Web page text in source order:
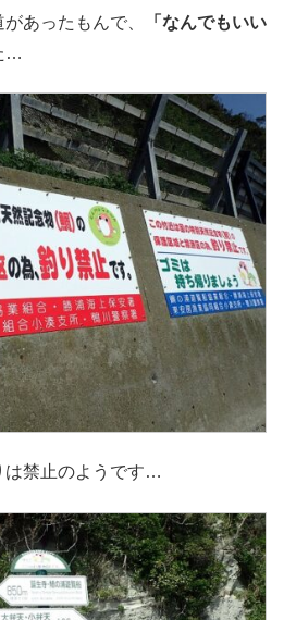
あったもんで、
「なんでもいい
…
は禁止のようです…